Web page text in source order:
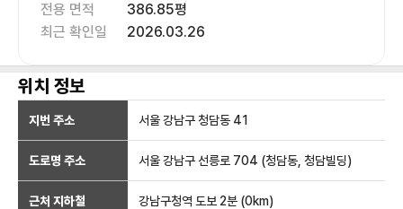
전용 면적
386.85평
최근 확인일
2026.03.26
위치 정보
지번 주소 서울 강남구 청담동 41
도로명 주소 서울 강남구 선릉로 704 (청담동, 청담빌딩)
근처 지하철 강남구청역 도보 2분 (0km)